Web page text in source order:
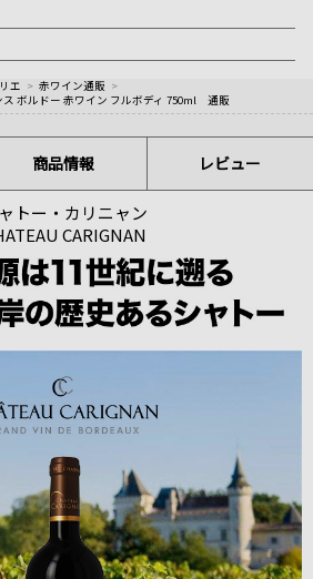
エ > 赤ワイン通販 >
ス ボルドー 赤ワイン フルボディ 750ml 通販
商品情報 レビュー
トー・カリニャン
CARIGNAN